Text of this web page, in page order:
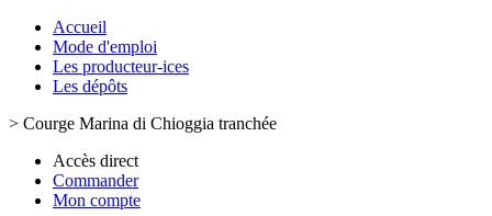
Accueil
Mode d'emploi
Les producteur-ices
Les dépôts
> Courge Marina di Chioggia tranchée
Accès direct
Commander
Mon compte